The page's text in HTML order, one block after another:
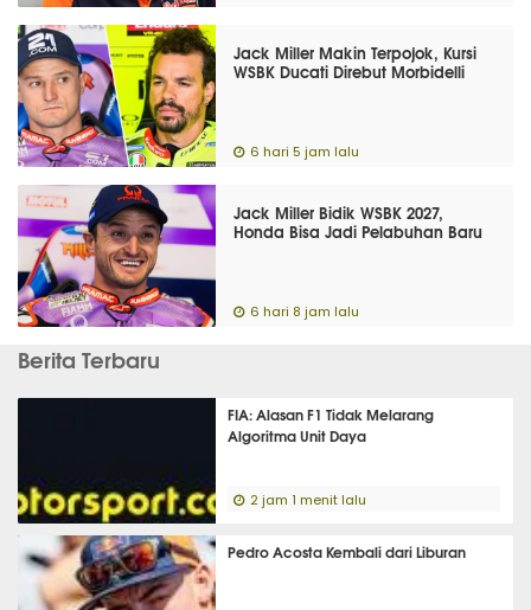
Jack Miller Makin Terpojok, Kursi
WSBK Ducati Direbut Morbidelli
6 hari 5 jam lalu
Jack Miller Bidik WSBK 2027,
Honda Bisa Jadi Pelabuhan Baru
6 hari 8 jam lalu
Berita Terbaru
FIA: Alasan F1 Tidak Melarang
Algoritma Unit Daya
2 jam 1 menit lalu
Pedro Acosta Kembali dari Liburan